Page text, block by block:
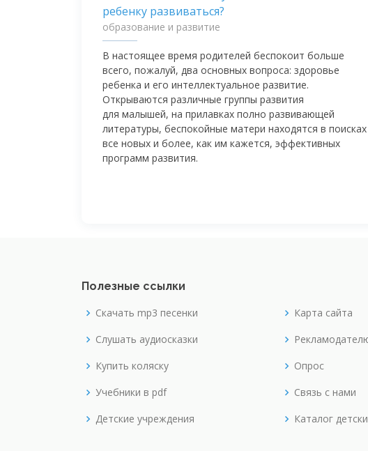
образование и развитие
В настоящее время родителей беспокоит больше
всего, пожалуй, два основных вопроса: здоровье
ребенка и его интеллектуальное развитие.
Открываются различные группы развития
для малышей, на прилавках полно развивающей
литературы, беспокойные матери находятся в поисках
все новых и более, как им кажется, эффективных
программ развития.
Полезные ссылки
Скачать mp3 песенки
Слушать аудиосказки
Купить коляску
Учебники в pdf
Детские учреждения
Карта сайта
Опрос
Связь с нами
Каталог